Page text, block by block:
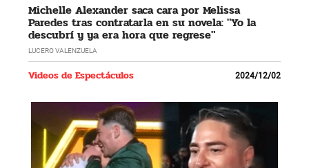
Michelle Alexander saca cara por Melissa
Paredes tras contratarla en su novela: "Yo la
descubrí y ya era hora que regrese"
LUCERO VALENZUELA
Videos de Espectáculos 2024/12/02